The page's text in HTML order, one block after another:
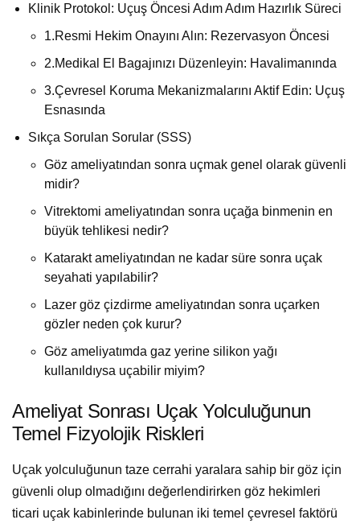
Klinik Protokol: Uçuş Öncesi Adım Adım Hazırlık Süreci
1.Resmi Hekim Onayını Alın: Rezervasyon Öncesi
2.Medikal El Bagajınızı Düzenleyin: Havalimanında
3.Çevresel Koruma Mekanizmalarını Aktif Edin: Uçuş
Esnasında
Sıkça Sorulan Sorular (SSS)
Göz ameliyatından sonra uçmak genel olarak güvenli
midir?
Vitrektomi ameliyatından sonra uçağa binmenin en
büyük tehlikesi nedir?
Katarakt ameliyatından ne kadar süre sonra uçak
seyahati yapılabilir?
Lazer göz çizdirme ameliyatından sonra uçarken
gözler neden çok kurur?
Göz ameliyatımda gaz yerine silikon yağı
kullanıldıysa uçabilir miyim?
Ameliyat Sonrası Uçak Yolculuğunun
Temel Fizyolojik Riskleri
Uçak yolculuğunun taze cerrahi yaralara sahip bir göz için
güvenli olup olmadığını değerlendirirken göz hekimleri
ticari uçak kabinlerinde bulunan iki temel çevresel faktörü